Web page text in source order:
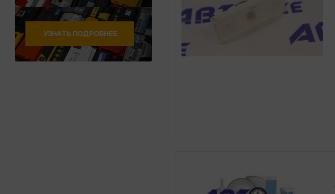
УЗНАТЬ ПОДРОБНЕЕ